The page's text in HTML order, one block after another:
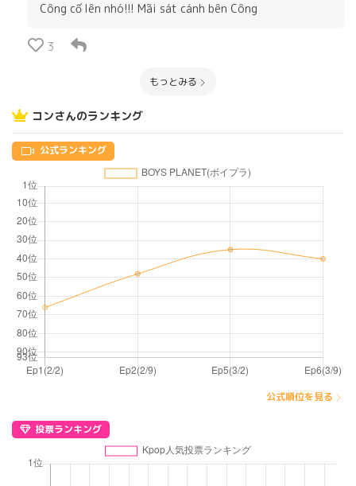
Công cố lên nhó!!! Mãi sát cánh bên Công
3
もっとみる
コンさんのランキング
公式ランキング
公式順位を見る
投票ランキング